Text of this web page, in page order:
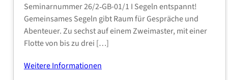
Semi­nar­num­mer 26/2‑GB-01/1 I Segeln ent­spannt!
Gemein­sa­mes Segeln gibt Raum für Gesprä­che und
Aben­teu­er. Zu sechst auf einem Zwei­mas­ter, mit einer
Flot­te von bis zu drei […]
Wei­te­re Infor­ma­tio­nen